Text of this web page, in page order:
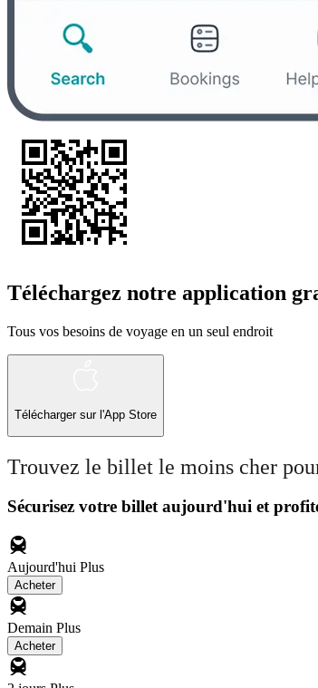
Téléchargez notre application
Tous vos besoins de voyage en un seul endroit
Télécharger sur l'App Store
Trouvez le billet le moins cher
Sécurisez votre billet aujourd'hui et
Aujourd'hui Plus
Acheter
Demain Plus
Acheter